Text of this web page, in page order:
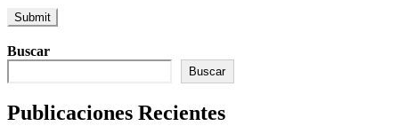
Buscar
Buscar
Publicaciones Recientes